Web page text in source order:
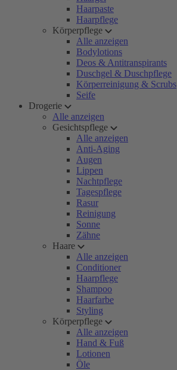
Haarpaste
Haarpflege
Körperpflege
Alle anzeigen
Bodylotions
Deos & Antitranspirants
Duschgel & Duschpflege
Körperreinigung & Scrubs
Seife
Drogerie
Alle anzeigen
Gesichtspflege
Alle anzeigen
Anti-Aging
Augen
Lippen
Nachtpflege
Tagespflege
Rasur
Reinigung
Sonne
Zähne
Haare
Alle anzeigen
Conditioner
Haarpflege
Shampoo
Haarfarbe
Styling
Körperpflege
Alle anzeigen
Hand & Fuß
Lotionen
Öle